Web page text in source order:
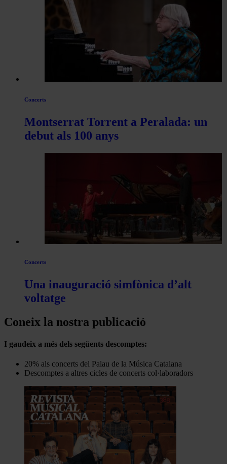
Concerts
Montserrat Torrent a Peralada: un
debut als 100 anys
Concerts
Una inauguració simfònica d’alt
voltatge
Coneix la nostra publicació
I gaudeix a més dels següents descomptes:
20% als concerts del Palau de la Música Catalana
Descomptes a altres cicles de concerts col·laboradors